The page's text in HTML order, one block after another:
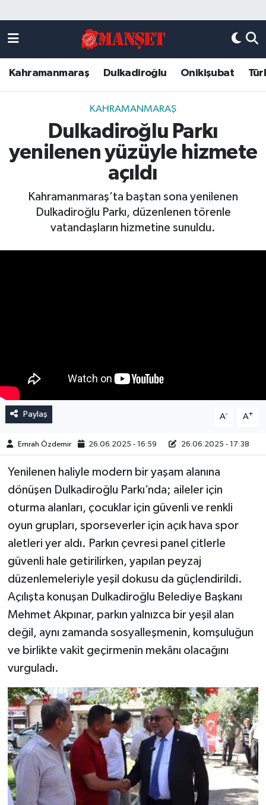
Kahramanmaraş Dulkadiroğlu Onikişubat
KAHRAMANMARAŞ
Dulkadiroğlu Parkı
yenilenen yüzüyle hizmete
açıldı
Kahramanmaraş’ta baştan sona yenilenen
Dulkadiroğlu Parkı, düzenlenen törenle
vatandaşların hizmetine sunuldu.
Paylaş A- A+
Emrah Özdemir 26.06.2025 - 16:59 26.06.2025 - 17:38
Yenilenen haliyle modern bir yaşam alanına
dönüşen Dulkadiroğlu Parkı’nda; aileler için
oturma alanları, çocuklar için güvenli ve renkli
oyun grupları, sporseverler için açık hava spor
aletleri yer aldı. Parkın çevresi panel çitlerle
güvenli hale getirilirken, yapılan peyzaj
düzenlemeleriyle yeşil dokusu da güçlendirildi.
Açılışta konuşan Dulkadiroğlu Belediye Başkanı
Mehmet Akpınar, parkın yalnızca bir yeşil alan
değil, aynı zamanda sosyalleşmenin, komşuluğun
ve birlikte vakit geçirmenin mekânı olacağını
vurguladı.
DULKADİROĞLU
KAHRAMANMARAŞ
ONİKİŞUBAT
Künye
Kahramanmaraş Nöbetçi Eczaneler
Kahramanmaraş Hava Durumu
Kahramanmaraş Trafik Yoğunluk Haritası
Süper Lig Puan Durumu ve Fikstür
Son Dakika Haberleri
Haber Arşivi